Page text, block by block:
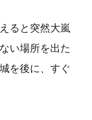
ると突然大嵐
い場所を出た
を後に、すぐ